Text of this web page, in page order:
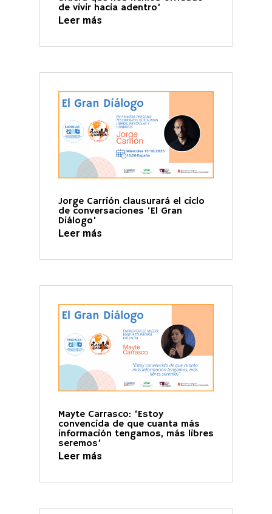
de vivir hacia adentro’
Leer más
Jorge Carrión clausurará el ciclo
de conversaciones ‘El Gran
Diálogo’
Leer más
Mayte Carrasco: ‘Estoy
convencida de que cuanta más
información tengamos, más libres
seremos’
Leer más